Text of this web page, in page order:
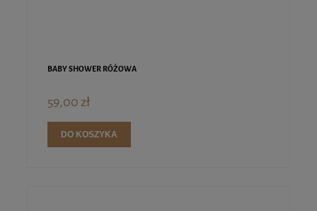
BABY SHOWER RÓŻOWA
59,00 zł
DO KOSZYKA